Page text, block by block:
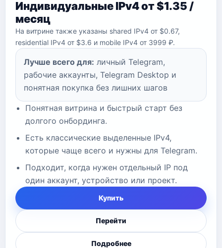
Индивидуальные IPv4 от $1.35 /
месяц
На витрине также указаны shared IPv4 от $0.67,
residential IPv4 от $3.6 и mobile IPv4 от 3999 ₽.
Лучше всего для: личный Telegram,
рабочие аккаунты, Telegram Desktop и
понятная покупка без лишних шагов
Понятная витрина и быстрый старт без
долгого онбординга.
Есть классические выделенные IPv4,
которые чаще всего и нужны для Telegram.
Подходит, когда нужен отдельный IP под
один аккаунт, устройство или проект.
Купить
Перейти
Подробнее